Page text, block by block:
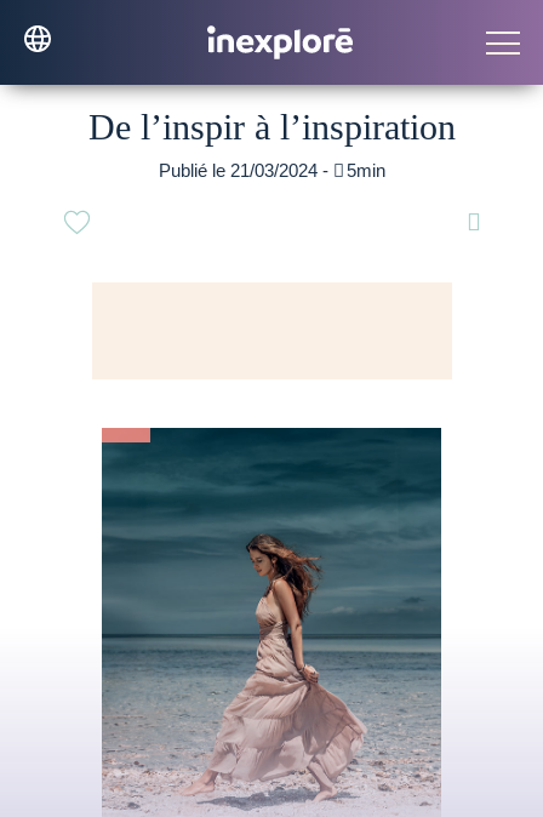
De l’inspir à l’inspiration
Publié le 21/03/2024 - 5min
